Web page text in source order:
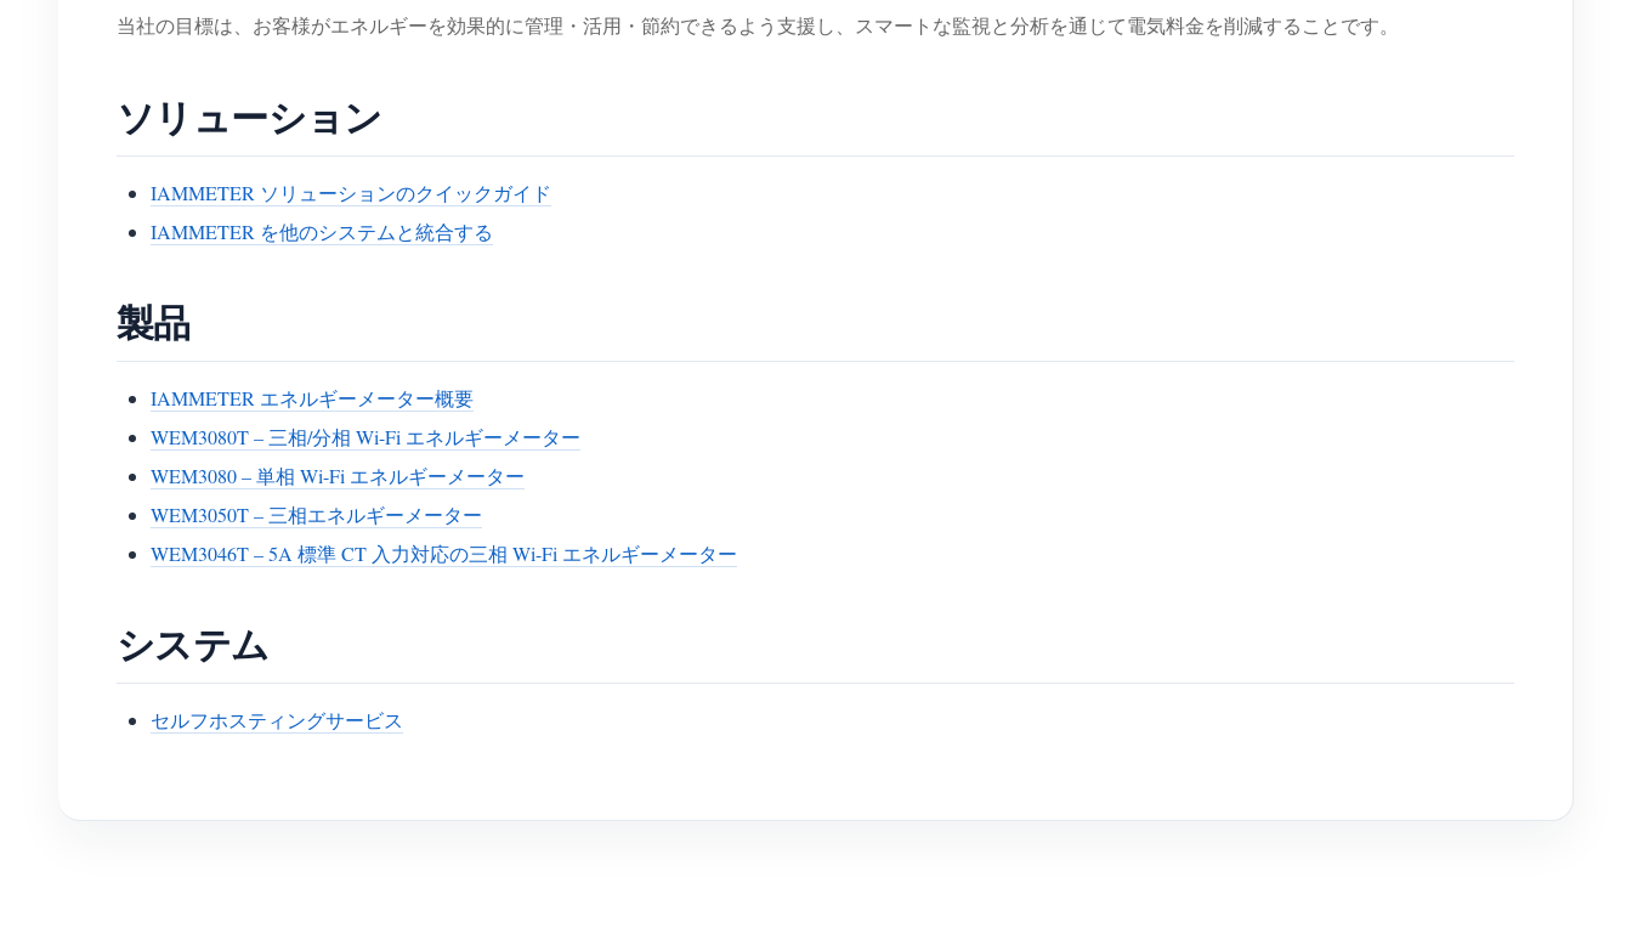
当社の目標は、お客様がエネルギーを効果的に管理・活用・節約できるよう支援し、スマートな監視と分析を通じて電気料金を削減することです。
ソリューション
IAMMETER ソリューションのクイックガイド
IAMMETER を他のシステムと統合する
製品
IAMMETER エネルギーメーター概要
WEM3080T – 三相/分相 Wi-Fi エネルギーメーター
WEM3080 – 単相 Wi-Fi エネルギーメーター
WEM3050T – 三相エネルギーメーター
WEM3046T – 5A 標準 CT 入力対応の三相 Wi-Fi エネルギーメーター
システム
セルフホスティングサービス